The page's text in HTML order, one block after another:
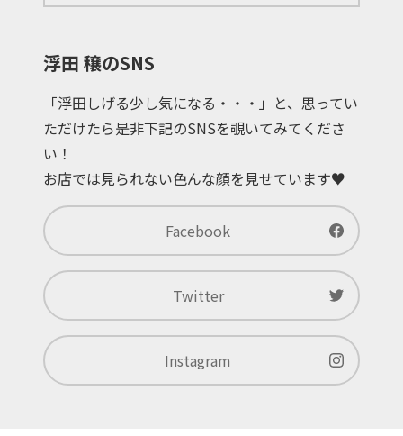
浮田 穣のSNS
「浮田しげる少し気になる・・・」と、思ってい
ただけたら是非下記のSNSを覗いてみてくださ
い！
お店では見られない色んな顔を見せています♥
Facebook
Twitter
Instagram